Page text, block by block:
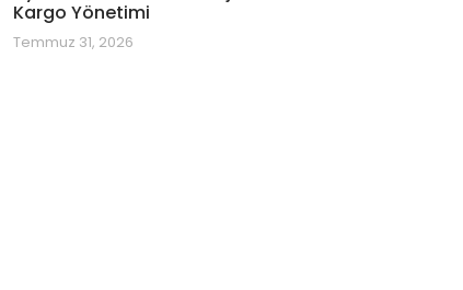
Kargo Yönetimi
Temmuz 31, 2026